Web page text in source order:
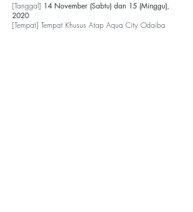
[Tanggal] 14 November (Sabtu) dan 15 (Minggu),
2020
[Tempat] Tempat Khusus Atap Aqua City Odaiba